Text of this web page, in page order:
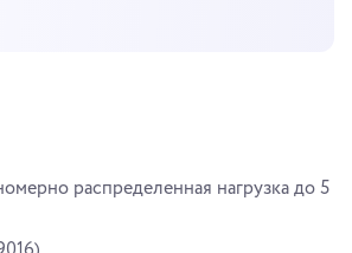
распределенная нагрузка до 5